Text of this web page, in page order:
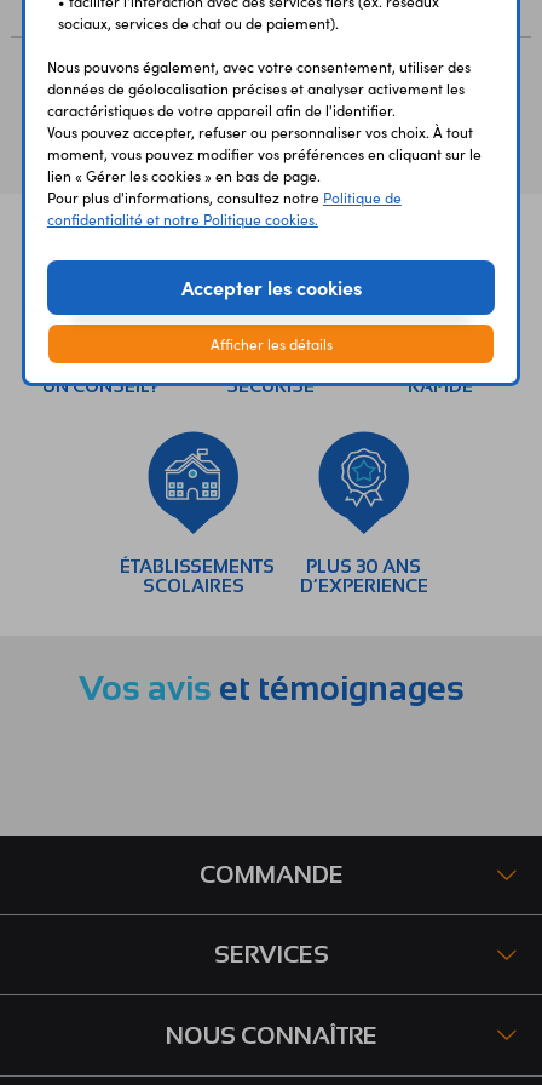
Vous avez déja consulté
UNE QUESTION?
UN CONSEIL?
PAIEMENT
SÉCURISÉ
LIVRAISON
RAPIDE
ÉTABLISSEMENTS
SCOLAIRES
PLUS 30 ANS
D’EXPERIENCE
Vos avis et témoignages
COMMANDE
SERVICES
NOUS CONNAÎTRE
sociaux, services de chat ou de paiement).
Nous pouvons également, avec votre consentement, utiliser des
données de géolocalisation précises et analyser activement les
caractéristiques de votre appareil afin de l'identifier.
Vous pouvez accepter, refuser ou personnaliser vos choix. À tout
moment, vous pouvez modifier vos préférences en cliquant sur le
lien « Gérer les cookies » en bas de page.
Pour plus d'informations, consultez notre Politique de
confidentialité et notre Politique cookies.
Accepter les cookies
Afficher les détails